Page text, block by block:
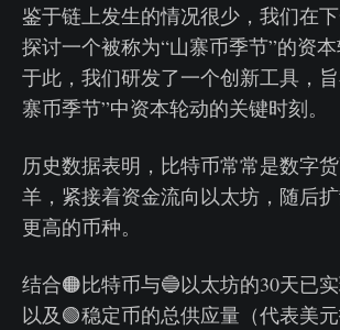
鉴于链上发生的情况很少，我们在
探讨一个被称为“山寨币季节”的资
于此，我们研发了一个创新工具，
寨币季节”中资本轮动的关键时刻。
历史数据表明，比特币常常是数字
羊，紧接着资金流向以太坊，随后
更高的币种。
结合🟠比特币与🔵以太坊的30天已
以及🟢稳定币的总供应量（代表美元